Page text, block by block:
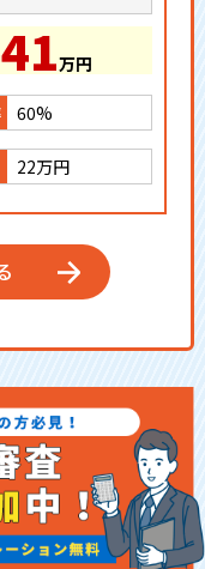
万円
60%
22万円